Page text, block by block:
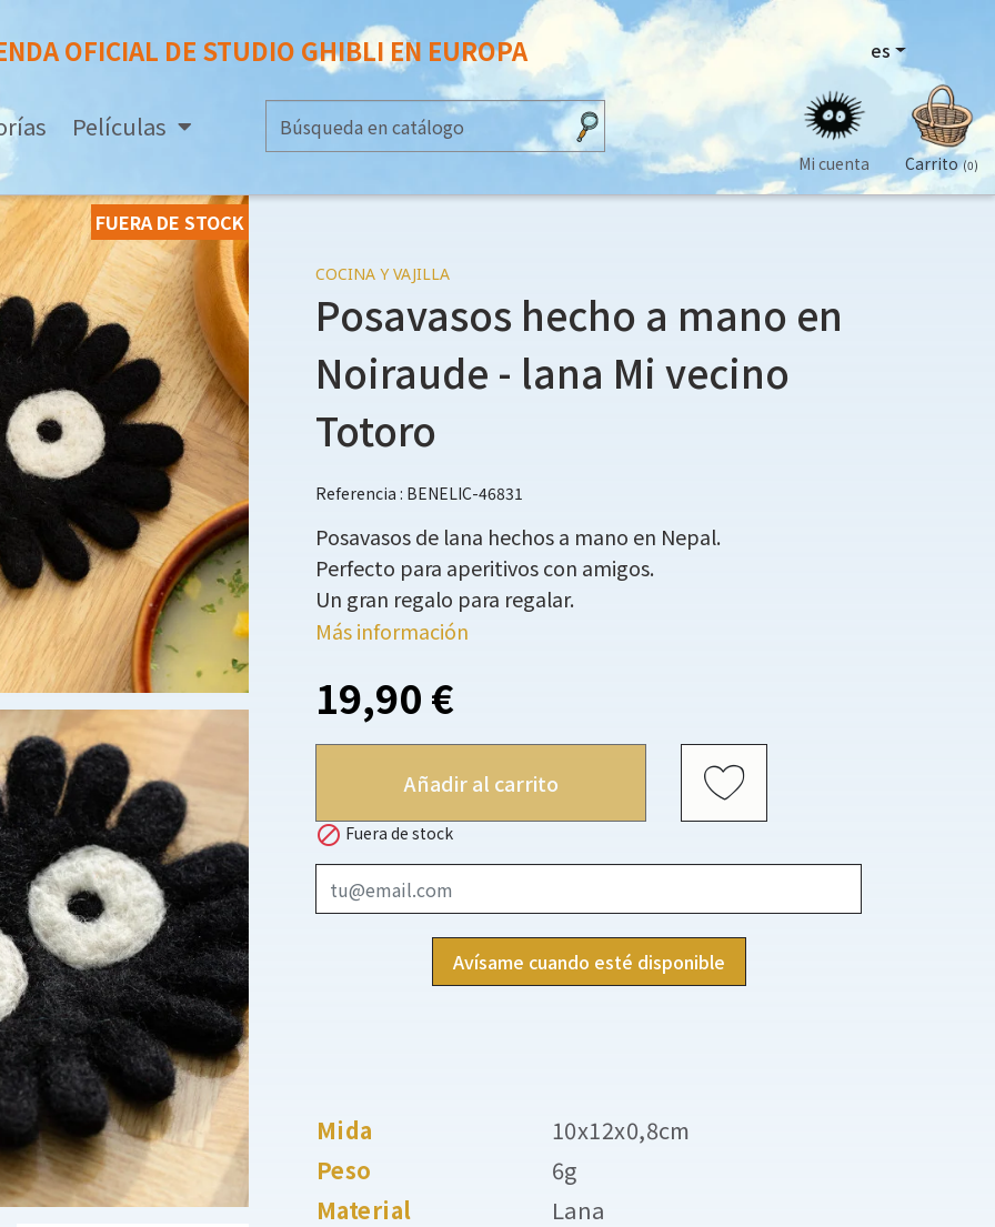
OFICIAL DE STUDIO GHIBLI EN EUROPA
Películas
es
Mi cuenta Carrito (0)
FUERA DE STOCK
COCINA Y VAJILLA
Posavasos hecho a mano en
Noiraude - lana Mi vecino
Totoro
Referencia : BENELIC-46831
Posavasos de lana hechos a mano en Nepal.
Perfecto para aperitivos con amigos.
Un gran regalo para regalar.
Más información
19,90 €
Añadir al carrito
 Fuera de stock
Avísame cuando esté disponible
Mida
10x12x0,8cm
Peso
6g
Material
Lana